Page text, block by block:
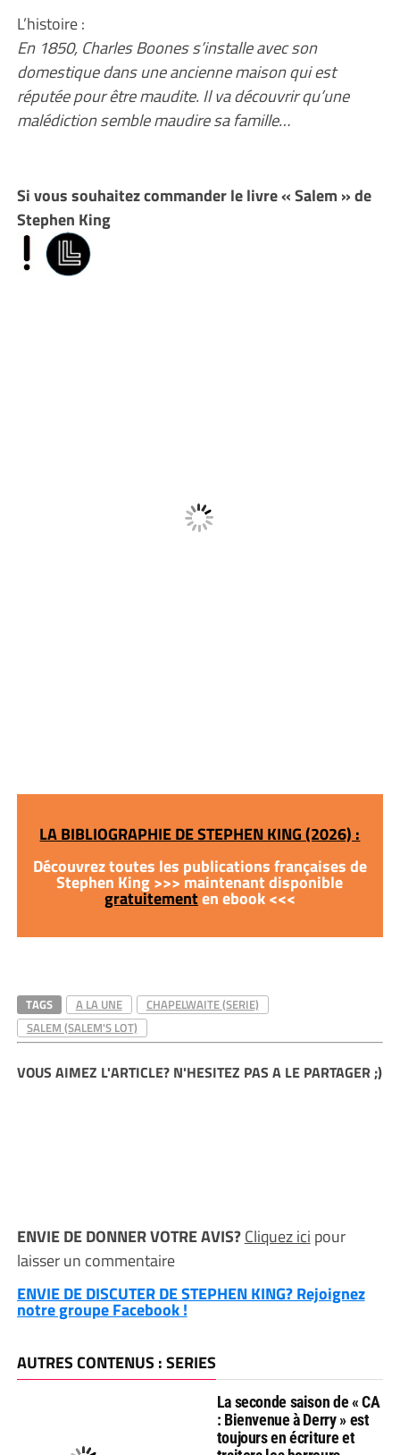
L’histoire :
En 1850, Charles Boones s’installe avec son
domestique dans une ancienne maison qui est
réputée pour être maudite. Il va découvrir qu’une
malédiction semble maudire sa famille…
Si vous souhaitez commander le livre « Salem » de
Stephen King
LA BIBLIOGRAPHIE DE STEPHEN KING (2026) :
Découvrez toutes les publications françaises de
Stephen King >>> maintenant disponible
gratuitementen ebook <<<
TAGS A LA UNE
CHAPELWAITE (SERIE)
SALEM (SALEM'S LOT)
VOUS AIMEZ L'ARTICLE? N'HESITEZ PAS A LE PARTAGER ;)
ENVIE DE DONNER VOTRE AVIS?Cliquez ici pour
laisser un commentaire
ENVIE DE DISCUTER DE STEPHEN KING? Rejoignez
notre groupe Facebook !
AUTRES CONTENUS : SERIES
La seconde saison de « CA
: Bienvenue à Derry » est
toujours en écriture et